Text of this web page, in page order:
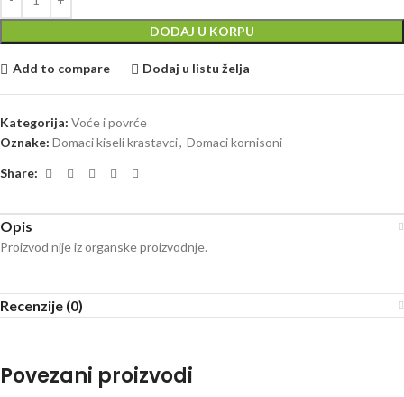
DODAJ U KORPU
Add to compare Dodaj u listu želja
Kategorija: Voće i povrće
Oznake: Domaci kiseli krastavci, Domaci kornisoni
Share:
Opis
Proizvod nije iz organske proizvodnje.
Recenzije (0)
Povezani proizvodi